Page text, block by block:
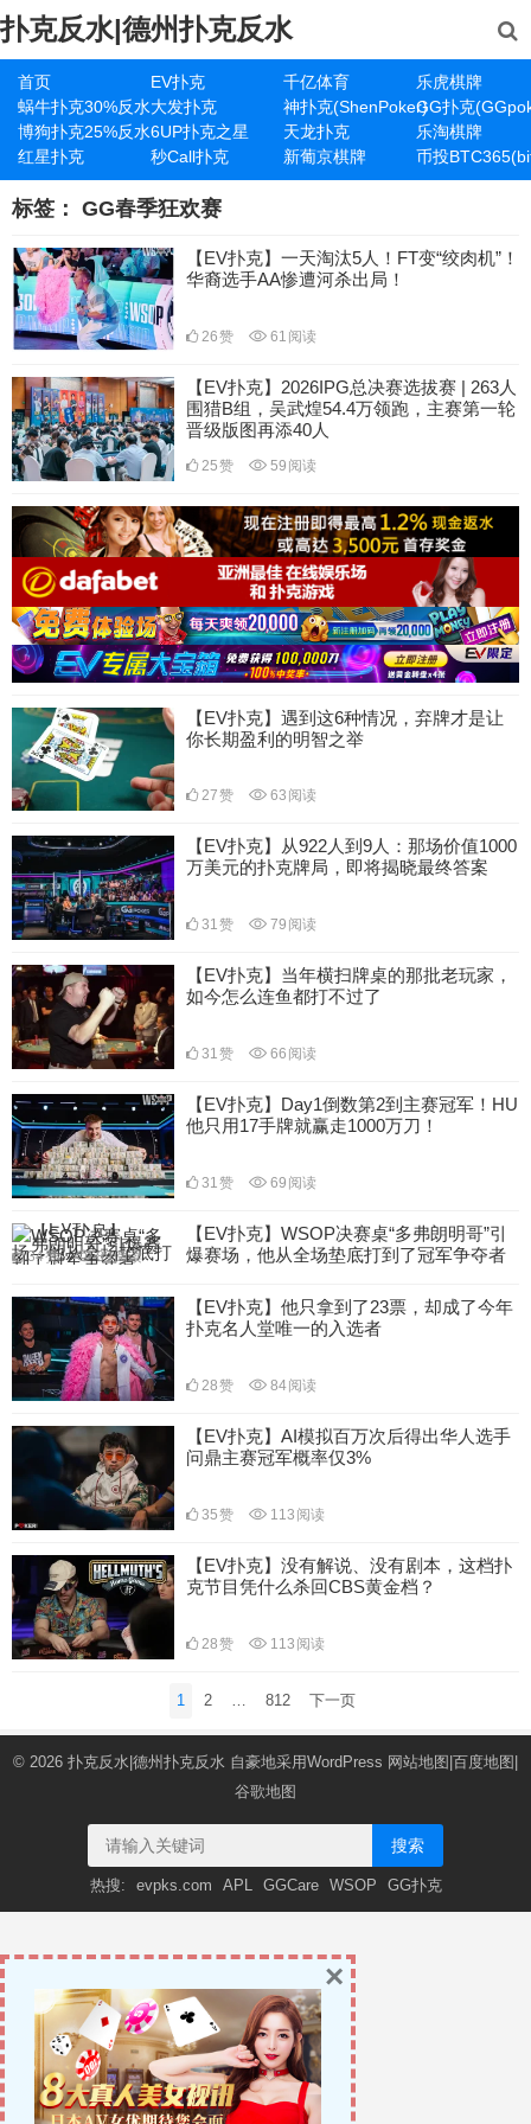
扑克反水|德州扑克反水
首页 EV扑克 千亿体育
乐虎棋牌
蜗牛扑克30%反水大发扑克 神扑克(ShenPoker)GG扑克
博狗扑克25%反水6UP扑克之星 天龙扑克
乐淘棋牌
红星扑克
秒Call扑克 新葡京棋牌 币投
标签： GG春季狂欢赛
【EV扑克】一天淘汰5人！FT变“绞肉机”！
华裔选手AA惨遭河杀出局！
26赞 61 阅读
【EV扑克】2026IPG总决赛选拔赛 | 263人
围猎B组，吴武煌54.4万领跑，主赛第一轮
晋级版图再添40人
25赞 59 阅读
【EV扑克】遇到这6种情况，弃牌才是让
你长期盈利的明智之举
27赞 63 阅读
【EV扑克】从922人到9人：那场价值1000
万美元的扑克牌局，即将揭晓最终答案
31赞 79 阅读
【EV扑克】当年横扫牌桌的那批老玩家，
如今怎么连鱼都打不过了
31赞 66 阅读
【EV扑克】Day1倒数第2到主赛冠军！HU
他只用17手牌就赢走1000万刀！
31赞 69 阅读
【EV扑克】WSOP决赛桌“多弗朗明哥”引
爆赛场，他从全场垫底打到了冠军争夺者
34赞 89阅读
【EV扑克】他只拿到了23票，却成了今年
扑克名人堂唯一的入选者
28赞 84阅读
【EV扑克】AI模拟百万次后得出华人选手
问鼎主赛冠军概率仅3%
35赞 113 阅读
【EV扑克】没有解说、没有剧本，这档扑
克节目凭什么杀回CBS黄金档？
28赞 113 阅读
1 2 812 下一页
© 2026 扑克反水|德州扑克反水 自豪地采用WordPress 网站地图 百度地图
谷歌地图
搜索
热搜: evpks.com APL GGCare WSOP GG扑克
×